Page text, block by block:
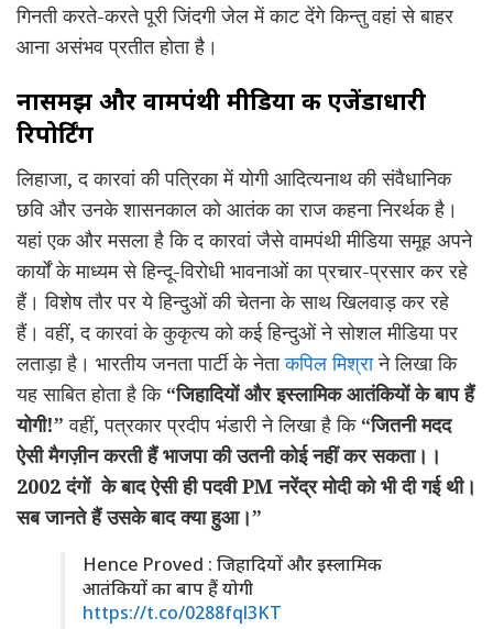
गिनती करते-करते पूरी जिंदगी जेल में काट देंगे किन्तु वहां से बाहर
आना असंभव प्रतीत होता है।
नासमझ और वामपंथी मीडिया की एजेंडाधारी
रिपोर्टिंग
लिहाजा, द कारवां की पत्रिका में योगी आदित्यनाथ की संवैधानिक
छवि और उनके शासनकाल को आतंक का राज कहना निरर्थक है ।
यहां एक और मसला है कि द कारवां जैसे वामपंथी मीडिया समूह अपने
कार्यों के माध्यम से हिन्दू-विरोधी भावनाओं का प्रचार-प्रसार कर रहे
हैं। विशेष तौर पर ये हिन्दुओं की चेतना के साथ खिलवाड़ कर रहे
हैं। वहीं, द कारवां के कुकृत्य को कई हिन्दुओं ने सोशल मीडिया पर
लताड़ा है। भारतीय जनता पार्टी के नेताकपिल मिश्राने लिखा कि
यह साबित होता है कि “जिहादियों और इस्लामिक आतंकियों के बाप हैं
योगी!”वहीं, पत्रकार प्रदीप भंडारी ने लिखा है कि“जितनी मदद
ऐसी मैगज़ीन करती हैं भाजपा की उतनी कोई नहीं कर सकता।।
2002 दंगों के बाद ऐसी ही पदवी PM नरेंद्र मोदी को भी दी गई थी।
सब जानते हैं उसके बाद क्या हुआ।”
Hence Proved : जिहादियों और इस्लामिक
आतंकियों का बाप हैं योगी
https://t.co/0288fql3KT